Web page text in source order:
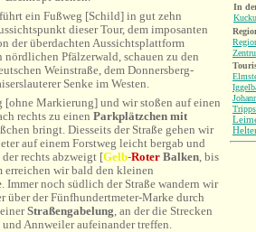
ein Fußweg [Schild] in gut zehn
dieser Tour, dem imposanten
der überdachten Aussichtsplattform
Pfälzerwald, schauen zu den
Weinstraße, dem Donnersberg-
Senke im Westen.
[ohne Markierung] und wir stoßen auf einen
rechts zu einen Parkplätzchen mit
bringt. Diesseits der Straße gehen wir
auf einem Forstweg leicht bergab und
rechts abzweigt [Gelb-Roter Balken, bis
erreichen wir bald den kleinen
. Immer noch südlich der Straße wandern wir
über der Fünfhundertmeter-Marke durch
Straßengabelung, an der die Strecken
Annweiler aufeinander treffen.
In